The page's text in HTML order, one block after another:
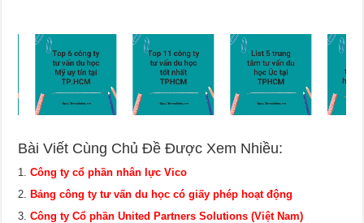
Bài Viết Cùng Chủ Đề Được Xem Nhiều:
Công ty cổ phần nhân lực Vico
Bảng công ty tư vấn du học có giấy phép hoạt động
Công ty Cổ phần United Partners Solutions (Việt Nam)